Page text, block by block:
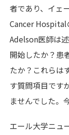
者であり、イェ
Cancer Hospital
Adelson医師は
開始したか？患
たか？これらは
す質問項目です
ませんでした。
エール大学ニュ